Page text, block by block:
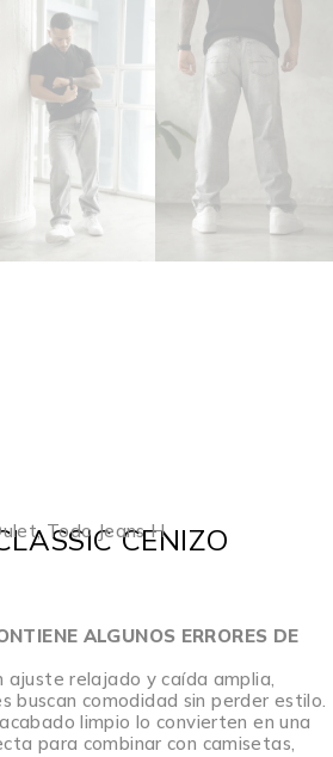
, Todo Jeans HCENIZO
ALGUNOS ERRORES DE
ajuste relajado y caída amplia,
buscan comodidad sin perder estilo.
limpio lo convierten en una
para combinar con camisetas,